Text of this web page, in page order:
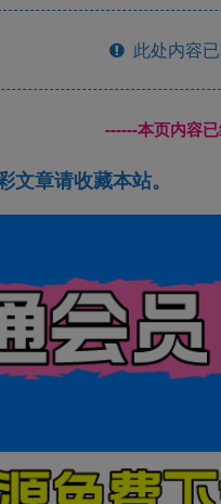
此处内容
------本页内容
章请收藏本站。